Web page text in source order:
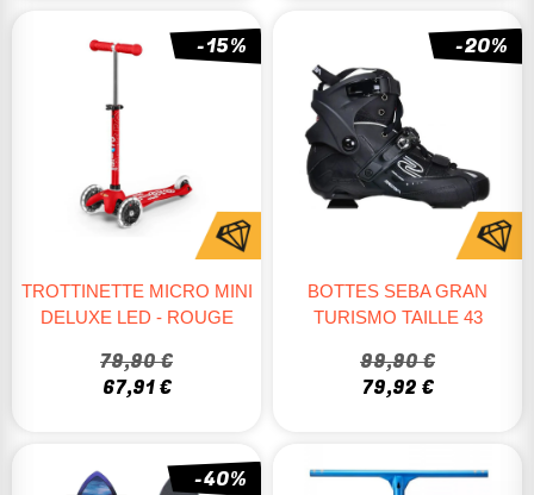
-15%
TROTTINETTE MICRO MINI
DELUXE LED - ROUGE
79,90 €
67,91 €
-20%
BOTTES SEBA GRAN
TURISMO TAILLE 43
99,90 €
79,92 €
-40%